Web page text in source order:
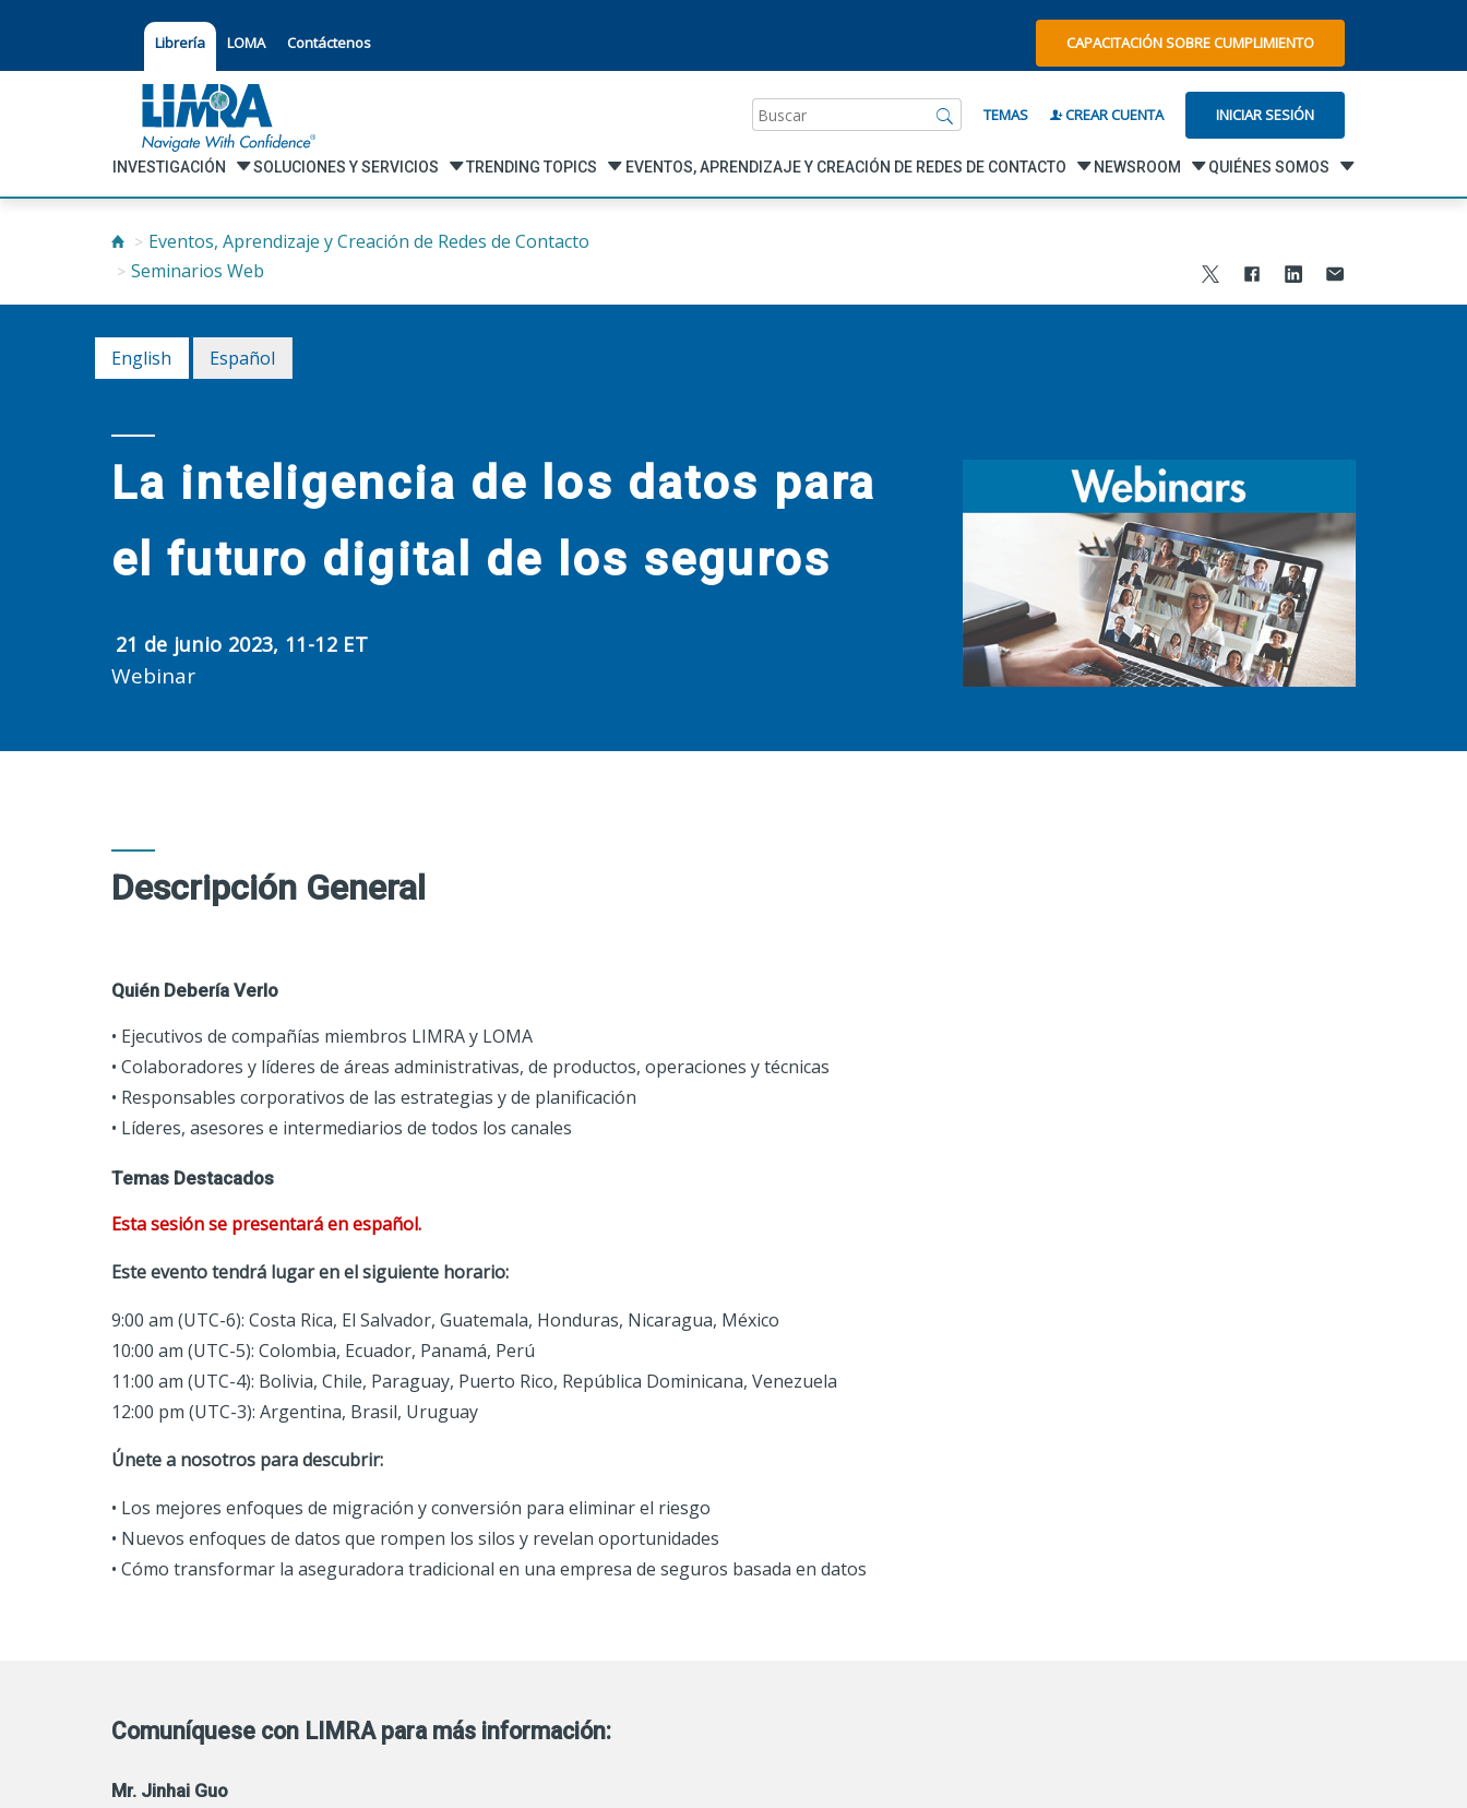
Librería LOMA Contáctenos CAPACITACIÓN SOBRE CUMPLIMIENTO
Buscar TEMAS CREAR CUENTA INICIAR SESIÓN
INVESTIGACIÓN SOLUCIONES Y SERVICIOS TRENDING TOPICS EVENTOS, APRENDIZAJE Y CREACIÓN DE REDES DE CONTACTO NEWSROOM QUIÉNES SOMOS
Eventos, Aprendizaje y Creación de Redes de Contacto
Seminarios Web
English Español
La inteligencia de los datos para
el futuro digital de los seguros
21 de junio 2023, 11-12 ET
Webinar
Descripción General
Quién Debería Verlo
• Ejecutivos de compañías miembros LIMRA y LOMA
• Colaboradores y líderes de áreas administrativas, de productos, operaciones y técnicas
• Responsables corporativos de las estrategias y de planificación
• Líderes, asesores e intermediarios de todos los canales
Temas Destacados
Esta sesión se presentará en español.
Este evento tendrá lugar en el siguiente horario:
9:00 am (UTC-6): Costa Rica, El Salvador, Guatemala, Honduras, Nicaragua, México
10:00 am (UTC-5): Colombia, Ecuador, Panamá, Perú
11:00 am (UTC-4): Bolivia, Chile, Paraguay, Puerto Rico, República Dominicana, Venezuela
12:00 pm (UTC-3): Argentina, Brasil, Uruguay
Únete a nosotros para descubrir:
• Los mejores enfoques de migración y conversión para eliminar el riesgo
• Nuevos enfoques de datos que rompen los silos y revelan oportunidades
• Cómo transformar la aseguradora tradicional en una empresa de seguros basada en datos
Comuníquese con LIMRA para más información:
Mr. Jinhai Guo